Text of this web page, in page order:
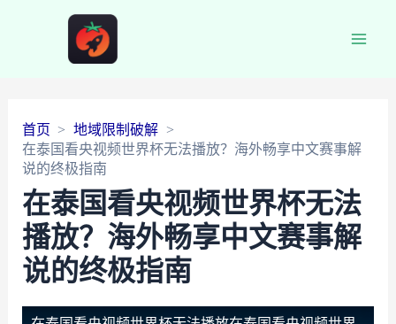
首页
地域限制破解
在泰国看央视频世界杯无法播放？海外畅享中文赛事解
说的终极指南
在泰国看央视频世界杯无法
播放？海外畅享中文赛事解
说的终极指南